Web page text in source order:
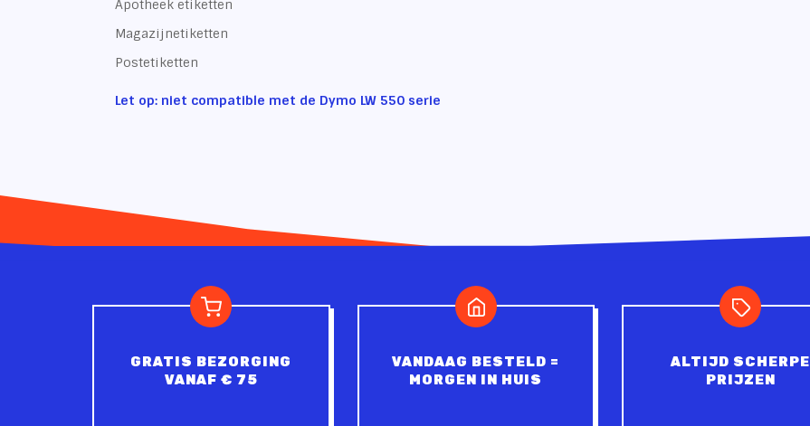
Apotheek etiketten
Magazijnetiketten
Postetiketten
Let op: niet compatible met de Dymo LW 550 serie
GRATIS BEZORGING
VANAF € 75
VANDAAG BESTELD =
MORGEN IN HUIS
ALTIJD SCHERPE
PRIJZEN